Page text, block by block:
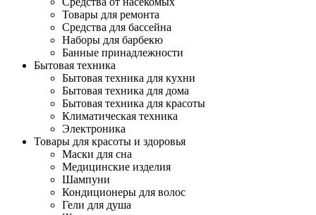
Товары для ремонта
Средства для бассейна
Наборы для барбекю
Банные принадлежности
Бытовая техника
Бытовая техника для кухни
Бытовая техника для дома
Бытовая техника для красоты
Климатическая техника
Электроника
Товары для красоты и здоровья
Маски для сна
Медицинские изделия
Шампуни
Кондиционеры для волос
Гели для душа